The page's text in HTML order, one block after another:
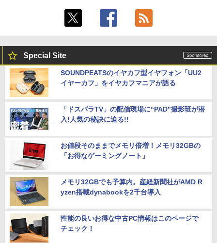
Special Site
SOUNDPEATSのイヤカフ型イヤフォン「UU2
イヤーカフ」をイヤカフマニアが語る
「ドスパラTV」の配信現場に“PAD”撮影班が潜
入!人気の秘訣に迫る!!
お値段そのままでメモリ倍増！メモリ32GBの
「お得なゲーミングノート」
メモリ32GBでも予算内。産経新聞社がAMD R
yzen搭載dynabookを2千台導入
性能の良いお得な中古PC情報はこのページで
チェック！